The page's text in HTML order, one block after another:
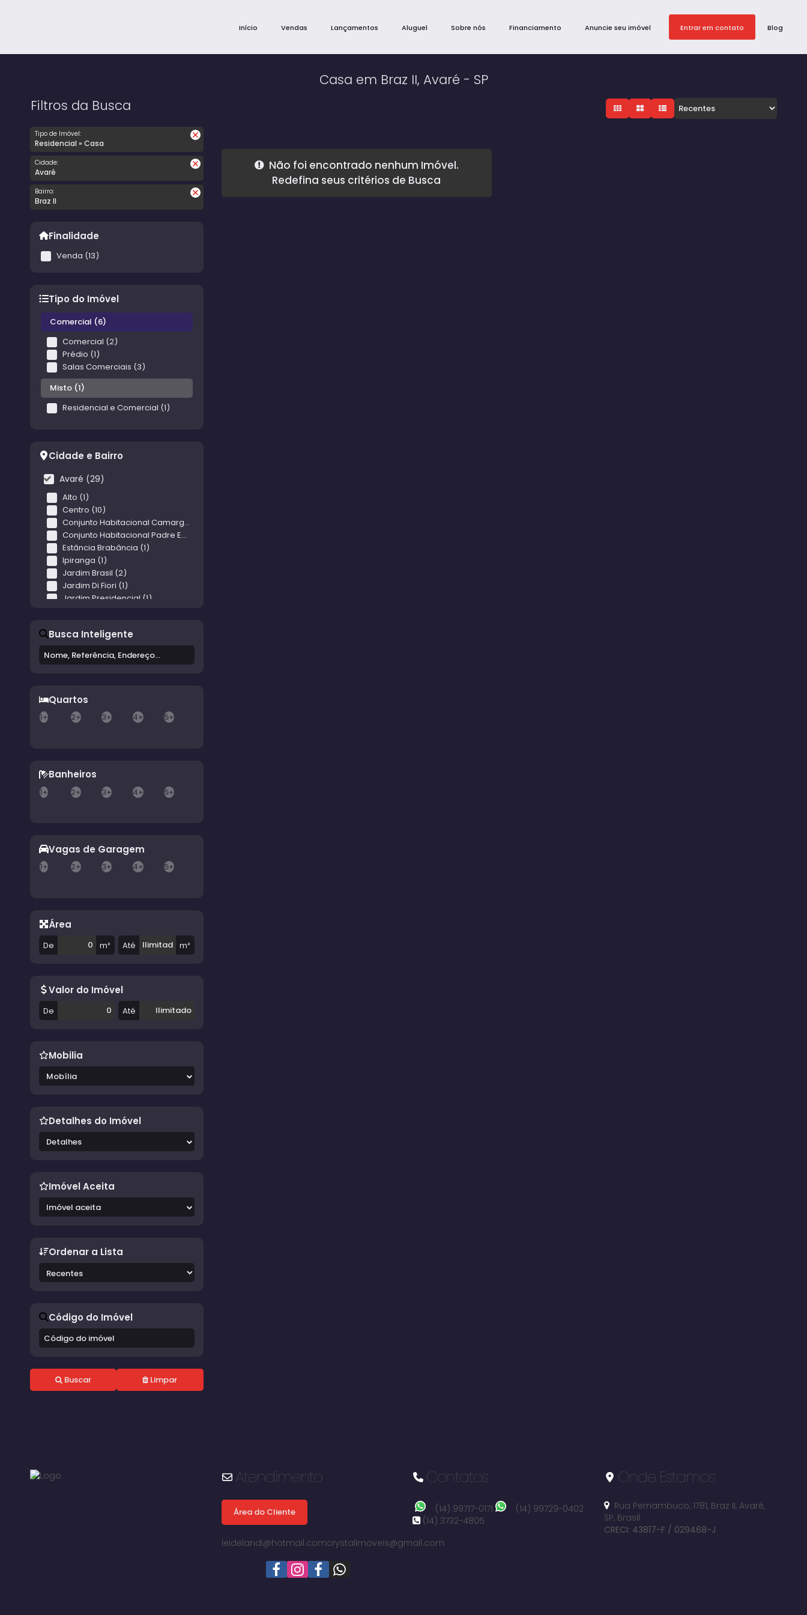
Blog
Entrar em contato
Anuncie seu imóvel
Financiamento
Sobre nós
Aluguel
Lançamentos
Vendas
Início
Casa em Braz II, Avaré - SP
Filtros da Busca
Tipo de Imóvel:
Residencial » Casa
Cidade:
Avaré
Bairro:
Braz II
Finalidade
Venda (13)
Tipo do Imóvel
Comercial (6)
Comercial (2)
Prédio (1)
Salas Comerciais (3)
Misto (1)
Residencial e Comercial (1)
Cidade e Bairro
Avaré (29)
Alto (1)
Centro (10)
Conjunto Habitacional Camargo (1)
Conjunto Habitacional Padre Emílio Immos (1)
Estância Brabância (1)
Ipiranga (1)
Jardim Brasil (2)
Jardim Di Fiori (1)
Jardim Presidencial (1)
Residencial São Rogério (1)
Residencial Village (1)
Vila Timóteo (1)
Vila Três Marias (1)
Busca Inteligente
Quartos
1+ 2+ 3+ 4+ 5+
Banheiros
1+ 2+ 3+ 4+ 5+
Vagas de Garagem
1+ 2+ 3+ 4+ 5+
Área
De m² Até m²
Valor do Imóvel
De Até
Mobilia
Mobília
Detalhes do Imóvel
Detalhes
Imóvel Aceita
Imóvel aceita
Ordenar a Lista
Código do Imóvel
Buscar Limpar
Não foi encontrado nenhum Imóvel.
Redefina seus critérios de Busca
Atendimento
Área do Cliente
leidelandi@hotmail.comcrystalimoveis@gmail.com
Contatos
(14) 99717-0171
(14) 99729-0402
(14) 3732-4805
Onde Estamos
Rua Pernambuco, 1781, Braz II, Avaré,
SP, Brasil
CRECI: 43817-F / 029468-J